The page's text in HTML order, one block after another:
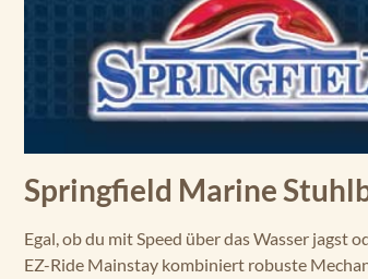
Springfield Marine
Egal, ob du mit Speed über das Wasser jagst
EZ-Ride Mainstay kombiniert robuste